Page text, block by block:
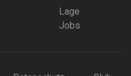
Lage
Jobs